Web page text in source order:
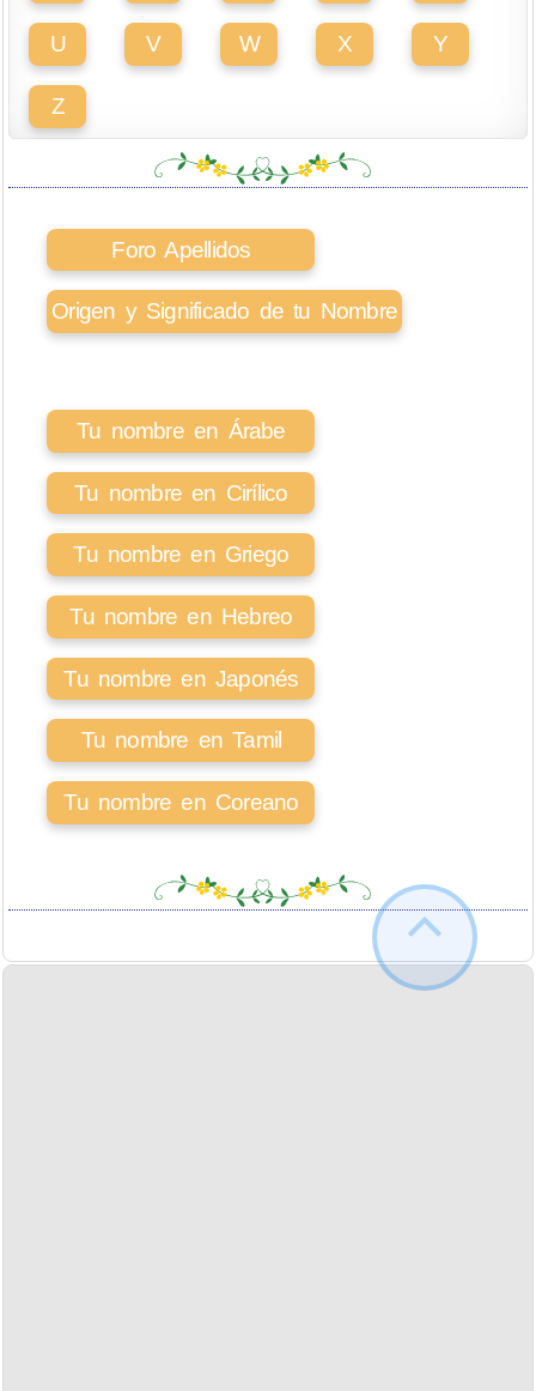
U V W X Y
Z
Foro Apellidos
Origen y Significado de tu Nombre
Tu nombre en Árabe
Tu nombre en Cirílico
Tu nombre en Griego
Tu nombre en Hebreo
Tu nombre en Japonés
Tu nombre en Tamil
Tu nombre en Coreano